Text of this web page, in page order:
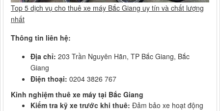
Top 5 dịch vụ cho thuê xe máy Bắc Giang uy tín và chất lượng
nhất
Thông tin liên hệ:
Địa chỉ: 203 Trần Nguyên Hãn, TP Bắc Giang, Bắc
Giang
Điện thoại: 0204 3826 767
Kinh nghiệm thuê xe máy tại Bắc Giang
Kiểm tra kỹ xe trước khi thuê: Đảm bảo xe hoạt động